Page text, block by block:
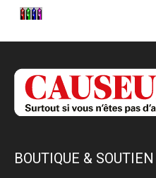
BOUTIQUE & SOUTIEN